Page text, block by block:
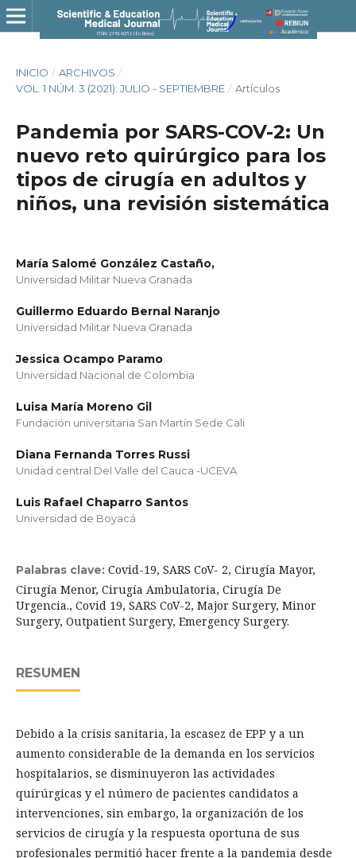
INICIO / ARCHIVOS /
VOL. 1 NÚM. 3 (2021): JULIO - SEPTIEMBRE / Artículos
Pandemia por SARS-COV-2: Un
nuevo reto quirúrgico para los
tipos de cirugía en adultos y
niños, una revisión sistemática
María Salomé González Castaño,
Universidad Militar Nueva Granada
Guillermo Eduardo Bernal Naranjo
Universidad Militar Nueva Granada
Jessica Ocampo Paramo
Universidad Nacional de Colombia
Luisa María Moreno Gil
Fundación universitaria San Martín Sede Cali
Diana Fernanda Torres Russi
Unidad central Del Valle del Cauca -UCEVA
Luis Rafael Chaparro Santos
Universidad de Boyacá
Palabras clave: Covid-19, SARS CoV- 2, Cirugía Mayor,
Cirugía Menor, Cirugía Ambulatoria, Cirugía De
Urgencia., Covid 19, SARS CoV-2, Major Surgery, Minor
Surgery, Outpatient Surgery, Emergency Surgery.
RESUMEN
Debido a la crisis sanitaria, la escasez de EPP y a un
aumento considerable de la demanda en los servicios
hospitalarios, se disminuyeron las actividades
quirúrgicas y el número de pacientes candidatos a
intervenciones, sin embargo, la organización de los
servicios de cirugía y la respuesta oportuna de sus
profesionales permitió hacer frente a la pandemia desde